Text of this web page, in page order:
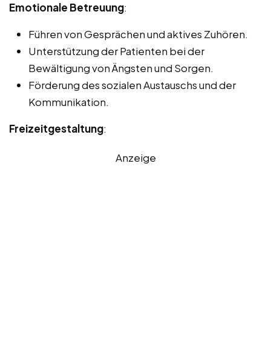
Emotionale Betreuung:
Führen von Gesprächen und aktives Zuhören.
Unterstützung der Patienten bei der
Bewältigung von Ängsten und Sorgen.
Förderung des sozialen Austauschs und der
Kommunikation.
Freizeitgestaltung:
Anzeige